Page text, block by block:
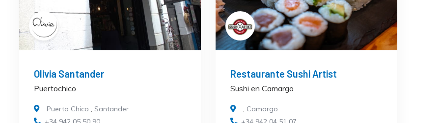
Olivia Santander
Puertochico
Puerto Chico , Santander
Restaurante Sushi Artist
Sushi en Camargo
, Camargo